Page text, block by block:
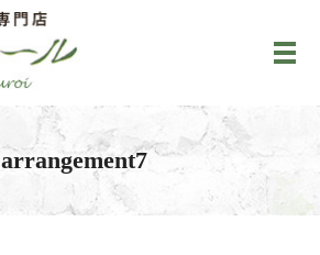
メ
arrangement7